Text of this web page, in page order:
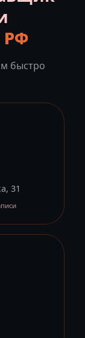
РФ
быстро
31